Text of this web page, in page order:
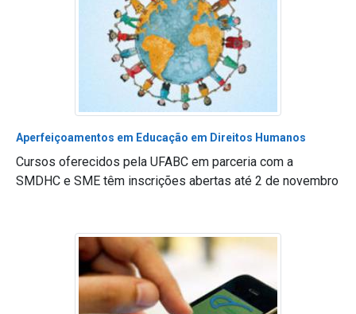
Aperfeiçoamentos em Educação em Direitos Humanos
Cursos oferecidos pela UFABC em parceria com a
SMDHC e SME têm inscrições abertas até 2 de novembro